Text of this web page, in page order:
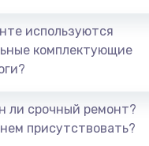
990 руб.
Замена USB порта
1060 руб.
используются
комплектующие
ли срочный ремонт?
присутствовать?